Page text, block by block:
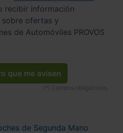
recibir información
sobre ofertas y
de Automóviles PROVOS
que me avisen
de Segunda Mano